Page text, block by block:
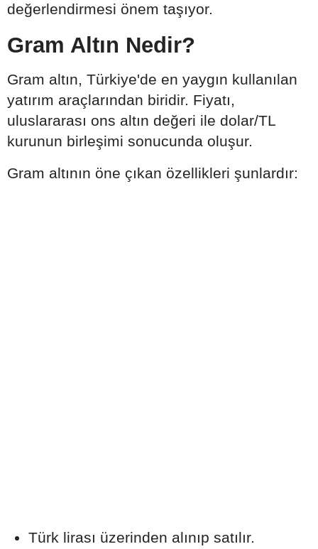
değerlendirmesi önem taşıyor.
Gram Altın Nedir?
Gram altın, Türkiye'de en yaygın kullanılan
yatırım araçlarından biridir. Fiyatı,
uluslararası ons altın değeri ile dolar/TL
kurunun birleşimi sonucunda oluşur.
Gram altının öne çıkan özellikleri şunlardır:
Türk lirası üzerinden alınıp satılır.